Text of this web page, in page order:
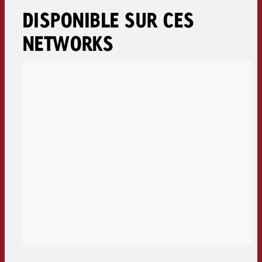
DISPONIBLE SUR CES
NETWORKS